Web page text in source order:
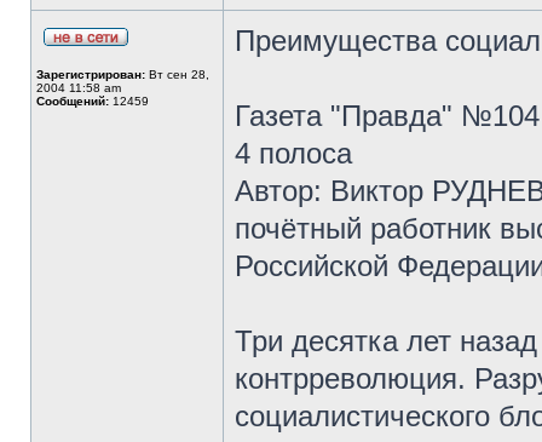
Зарегистрирован: Вт сен 28,
2004 11:58 am
Сообщений: 12459
Преимущества
Газета "Правда" №104
4 полоса
Автор: Виктор
почётный работник
Российской
Три десятка лет
контрреволюция.
социалистического